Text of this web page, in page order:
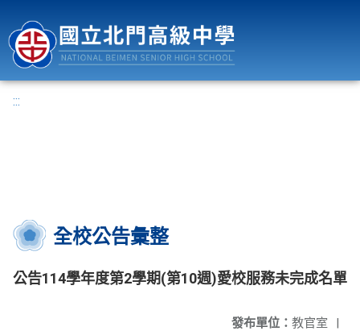
:::
全校公告彙整
公告114學年度第2學期(第10週)愛校服務未完成名單
發布單位： 教官室 |